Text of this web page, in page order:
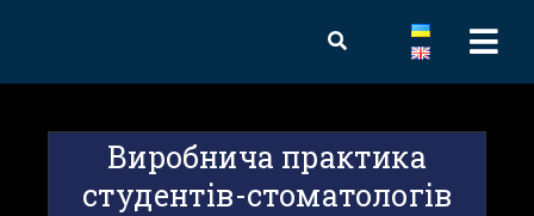
Виробнича практика
студентів-стоматологів